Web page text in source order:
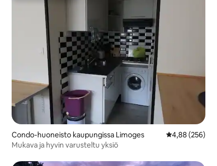
Condo-huoneisto kaupungissa Limoges
4,88 (256)
Mukava ja hyvin varusteltu yksiö